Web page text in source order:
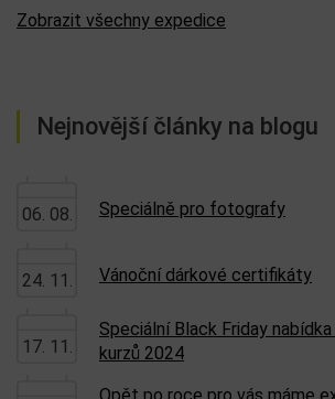
Zobrazit všechny expedice
Nejnovější články na blogu
06. 08. Speciálně pro fotografy
24. 11. Vánoční dárkové certifikáty
17. 11.
Speciální Black Friday
kurzů 2024
Opět po roce pro vás máme